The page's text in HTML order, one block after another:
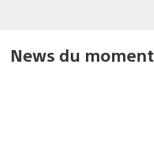
News du moment